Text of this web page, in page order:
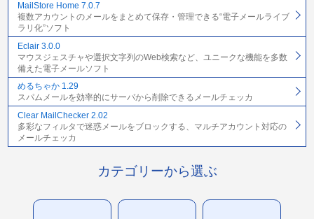
MailStore Home 7.0.7
複数アカウントのメールをまとめて保存・管理できる“電子メールライブ
ラリ化”ソフト
Eclair 3.0.0
マウスジェスチャや選択文字列のWeb検索など、ユニークな機能を多数
備えた電子メールソフト
めるちゃか 1.29
スパムメールを効率的にサーバから削除できるメールチェッカ
Clear MailChecker 2.02
多彩なフィルタで迷惑メールをブロックする、マルチアカウント対応の
メールチェッカ
カテゴリーから選ぶ